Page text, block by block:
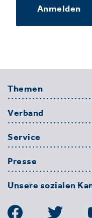
Anmelden
Themen
Verband
Service
Presse
Unsere sozialen